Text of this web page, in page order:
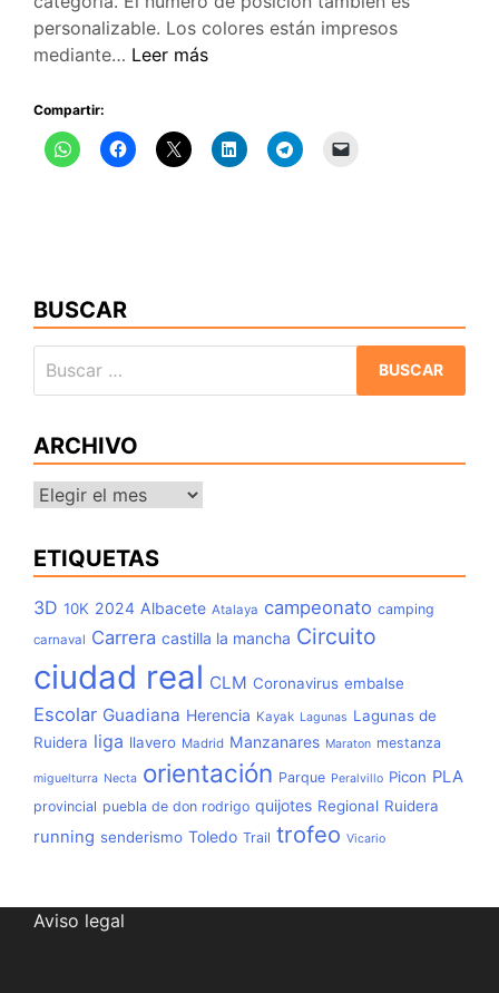
personalizable. Los colores están impresos
mediante… Medalla
XVII
Trofeo
Leer más
Compartir:
BUSCAR
ARCHIVO
Archivo
ETIQUETAS
3D 10K 2024 Albacete Atalaya campeonato camping
carnaval Carrera castilla la mancha Circuito
ciudad real CLM Coronavirus embalse
Escolar Guadiana Herencia Kayak Lagunas Lagunas de
Ruidera liga llavero Madrid Manzanares Maraton mestanza
miguelturra Necta orientación Parque Peralvillo Picon PLA
provincial puebla de don rodrigo quijotes Regional Ruidera
running senderismo Toledo Trail trofeo Vicario
Aviso legal